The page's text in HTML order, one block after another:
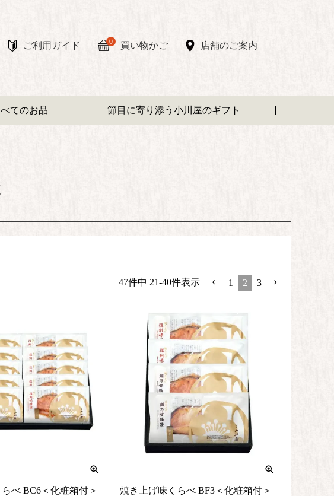
ご利用ガイド 0 買い物かご 店舗のご案内
てのお品 節目に寄り添う小川屋のギフト
47件中 21-40件表示 1 2 3
べ BC6＜化粧箱付＞ 焼き上げ味くらべ BF3＜化粧箱付＞